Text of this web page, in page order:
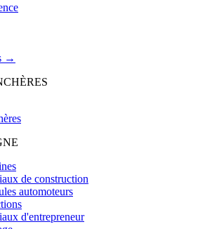
→
de construction
automoteurs
d'entrepreneur